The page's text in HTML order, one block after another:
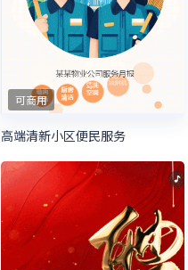
可商用
高端清新小区便民服务